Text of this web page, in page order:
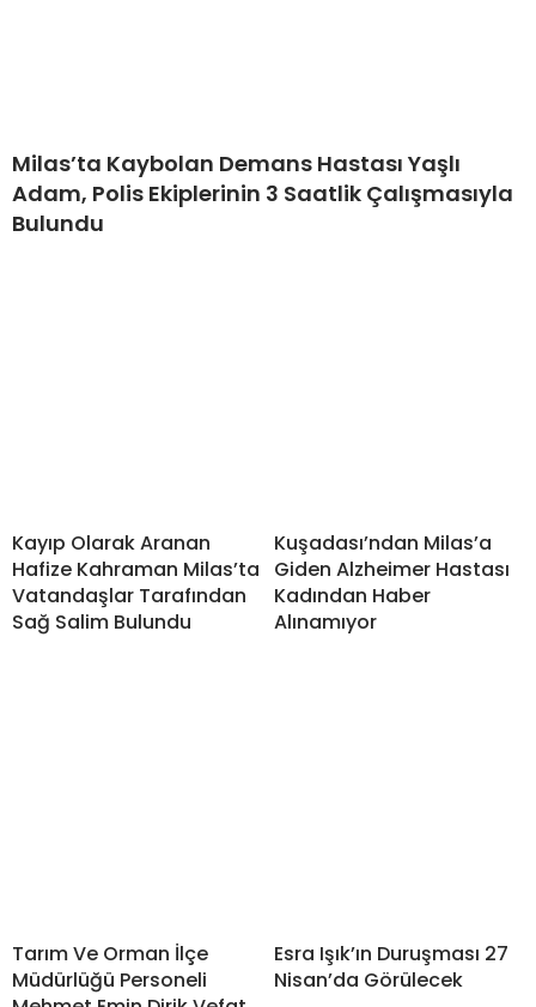
Milas’ta Kaybolan Demans Hastası Yaşlı
Adam, Polis Ekiplerinin 3 Saatlik Çalışmasıyla
Bulundu
Kayıp Olarak Aranan
Hafize Kahraman Milas’ta
Vatandaşlar Tarafından
Sağ Salim Bulundu
Kuşadası’ndan Milas’a
Giden Alzheimer Hastası
Kadından Haber
Alınamıyor
Tarım Ve Orman İlçe
Müdürlüğü Personeli
Esra Işık’ın Duruşması 27
Nisan’da Görülecek